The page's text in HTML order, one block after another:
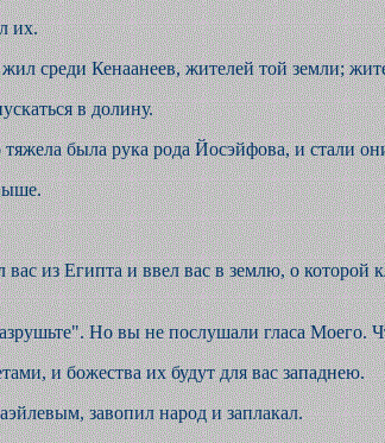
их.
среди Кенаанеев, жителей той земли;
в долину.
была рука рода Йосэйфова, и стали
из Египта и ввел вас в землю, о
Но вы не послушали гласа Моего.
и божества их будут для вас западнею.
завопил народ и заплакал.